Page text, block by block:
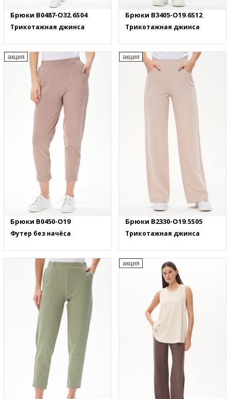
Брюки B0487-O32.6S04
Трикотажная джинса
Брюки B3405-O19.6S12
Трикотажная джинса
акция
Брюки B0450-O19
Футер без начёса
акция
Брюки B2330-O19.5S05
Трикотажная джинса
акция